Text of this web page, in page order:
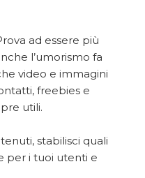
ad essere più
l’umorismo fa
video e immagini
freebies e
utili.
stabilisci quali
per i tuoi utenti e